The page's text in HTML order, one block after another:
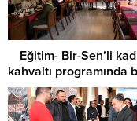
Eğitim- Bir-Sen’li
kahvaltı programında